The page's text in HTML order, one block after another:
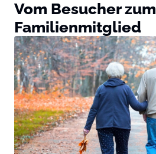
Vom Besucher zum
Familienmitglied